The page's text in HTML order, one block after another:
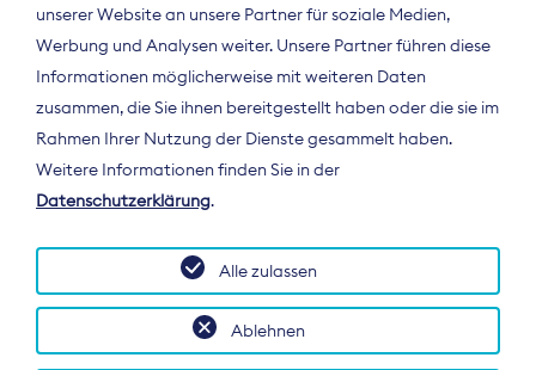
Der Bundesverband Digitalpublisher und
Zeitungsverleger (BDZV) vertritt als
Spitzenorganisation die Interessen der
Deutschland und auf EU-Ebene.
unserer Website an unsere Partner für soziale Medien,
Werbung und Analysen weiter. Unsere Partner führen diese
Informationen möglicherweise mit weiteren Daten
zusammen, die Sie ihnen bereitgestellt haben oder die sie im
Rahmen Ihrer Nutzung der Dienste gesammelt haben.
Weitere Informationen finden Sie in der
Datenschutzerklärung.
Ablehnen
Alle zulassen